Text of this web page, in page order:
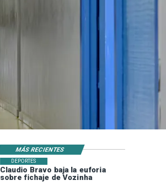
Claudio Bravo baja la euforia
sobre fichaje de Vozinha
DEPORTES
MÁS RECIENTES